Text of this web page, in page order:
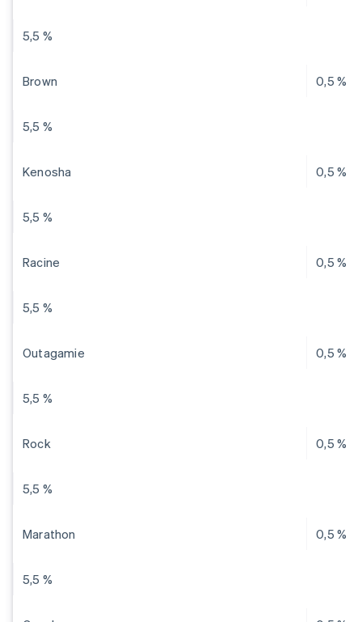
5,5 %
Brown 0,5 %
5,5 %
Kenosha 0,5 %
5,5 %
Racine 0,5 %
5,5 %
Outagamie 0,5 %
5,5 %
Rock 0,5 %
5,5 %
Marathon 0,5 %
5,5 %